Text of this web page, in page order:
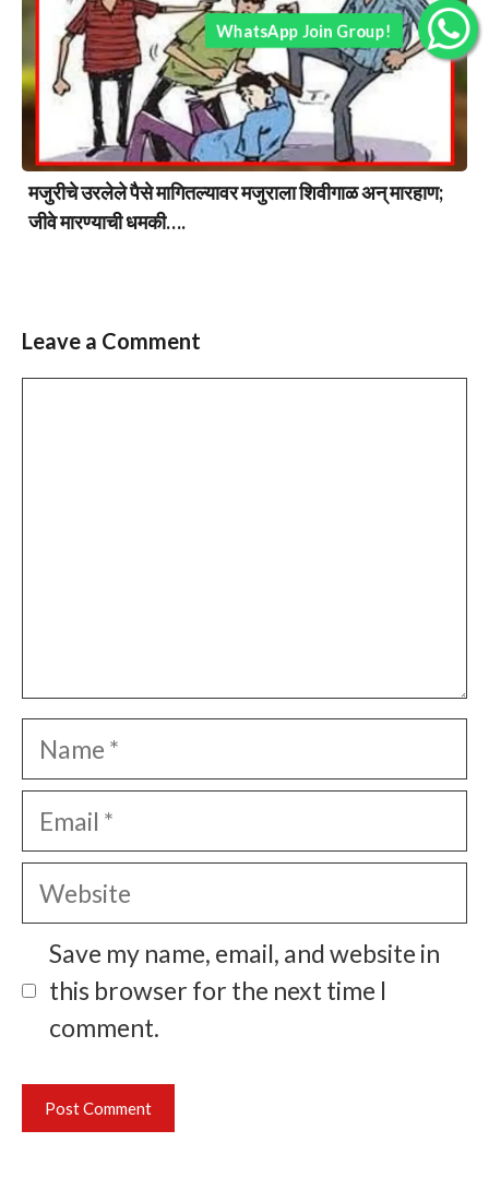
मजुरीचे उरलेले पैसे मागितल्यावर मजुराला शिवीगाळ अन् मारहाण;
जीवे मारण्याची धमकी….
Leave a Comment
Name
Email
Website
Save my name, email, and website in
this browser for the next time I
comment.
WhatsApp Join Group!